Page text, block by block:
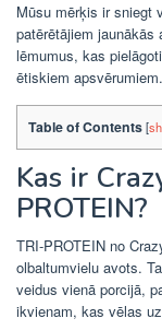
Mūsu mērķis ir sniegt
patērētājiem
lēmumus, kas
ētiskiem apsvērumiem.
Table of Contents[
Kas ir
PROTEIN?
TRI-PROTEIN no
olbaltumvielu avots.
veidus vienā porcijā,
ikvienam, kas vēlas